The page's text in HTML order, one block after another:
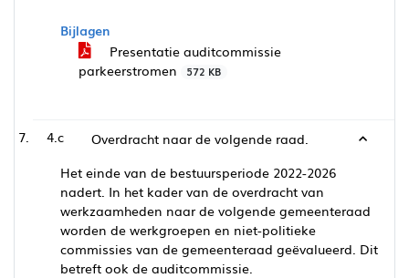
Bijlagen
Presentatie auditcommissie
parkeerstromen
572 KB
4.c
Overdracht naar de volgende raad.
Het einde van de bestuursperiode 2022-2026
nadert. In het kader van de overdracht van
werkzaamheden naar de volgende gemeenteraad
worden de werkgroepen en niet-politieke
commissies van de gemeenteraad geëvalueerd. Dit
betreft ook de auditcommissie.